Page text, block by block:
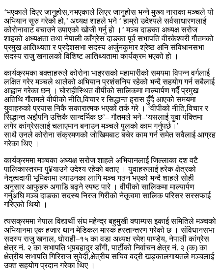
‘भएकाले दिएर जानुहोस,नभएकाले लिएर जानुहोस भन्ने मुख्य नाराका मञ्चले यो
अभियान सुरु गरेको हो,’ अध्यक्ष शाहले भने ‘ हाम्रो उदेश्यले सर्वसाधारणलाई
कोरोनावाट बचाउने उपाएको खोजी गर्नु हो ।’ मञ्च दाङका अध्यक्ष सरोज
शाहको अध्यक्षता तथा नेपाली काँग्रेस दाङका पूर्व सभापति वीरकेश्वरी गौतमको
प्रमुख आतिथ्यता र प्रदेशसभा सदस्य अर्जुनकुमार श्रेष्ठ अनि संविधानसभा
सदस्य राजु खनालको विशिष्ट आतिथ्यतामा कार्यक्रम भएको हो ।
कार्यक्रमका बक्ताहरुले कोरोना भाइरसको महामारीको समयमा विपन्न वर्गलाई
लक्षित गरेर मञ्चले थालेको अभियान प्रशंसनिय रहेको भन्दै सहयोग गर्न सबैलाई
आह्वान गरेका छन् । घोराहीस्थित वीपीको सालिकमा माल्यार्पण गर्दै प्रमुख
अतिथि गौतमले वीपीको नीति,विचार र सिद्धान्त ह्रास हुँदै आएको समयमा
युवाहरुको प्रयास निकै सकारात्मक भएको तर्क गरे । ‘वीपीको नीति,विचार र
सिद्धान्त अझैपनि उत्तिकै सान्दर्भिक छ’– गौतमले भने–‘यसलाई युवा पंक्तिमा
लगेर कांग्रेसलाई चलाएमान बनाउन मञ्चले पुलको काम गर्नुपर्छ।’
साथै उनले कोरोना संक्रमणको जोखिमबाट बचेर काम गर्न समेत सवैलाई आग्रह
गरेका थिए ।
कार्यक्रममा मञ्चका अध्यक्ष सरोज शाहले अभियानलाई जिल्लाका दश वटै
पालिकास्तरमा पु¥याउने उदेश्य रहेको बताए । युवाहरुलाई हरेक क्षेत्रको
नेतृत्वदायी भूमिकामा ल्याउनका लागि मञ्च गठन भएको भन्दै शाहले सोही
अनुसार आफुहरु अगाडि बढ्ने स्पष्ट पारे । वीपीको सालिकमा माल्यार्पण
गर्नुअघि मञ्च दाङका सदस्य निरज गिरीको नेतृत्वमा सालिक परिसर सरसफाई
गरिएको थियो ।
त्यसक्रममा नेपाल विद्यार्थी संघ महेन्द्र बहुमुखी क्याम्पस इकाई समितिले मञ्चको
अभियानमा एक हजार थान मेडिकल मास्क हस्तान्तरण गरेको छ । संविधानसभा
सदस्य राजु खनाल, घोराही–१५ का वडा अध्यक्ष रमेश पाण्डेय, नेपाली कांग्रेस
क्षेत्र नं. २ का सभापति भूपबहादुर डाँगी, पार्टीको निर्वाचन क्षेत्र नं. २ (क) का
क्षेत्रीय सभापति गिरिराज सुवेदी,क्षेत्रीय सचिव बद्री खड्कालगायतले मञ्चलाई
उक्त सहयोग प्रदान गरेका थिए ।